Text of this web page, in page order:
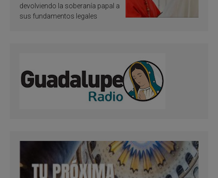
devolviendo la soberanía papal a
sus fundamentos legales